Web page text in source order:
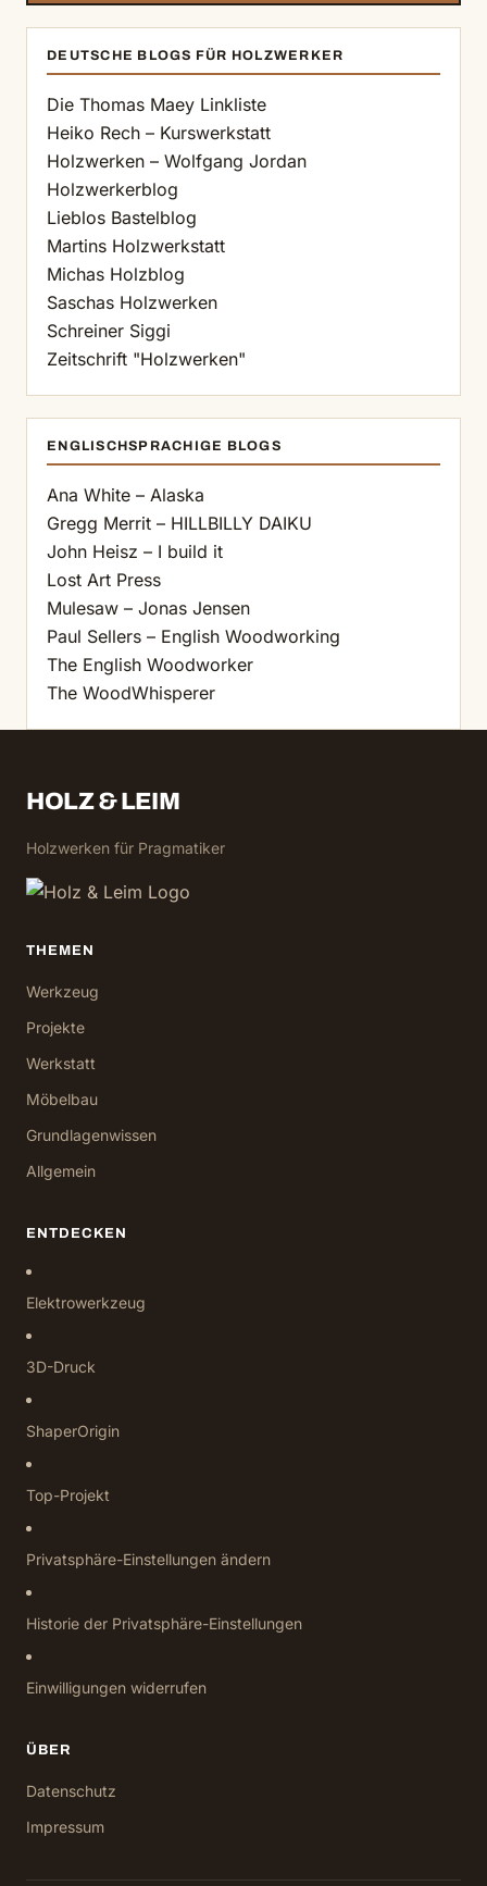
DEUTSCHE BLOGS FÜR HOLZWERKER
Die Thomas Maey Linkliste
Heiko Rech – Kurswerkstatt
Holzwerken – Wolfgang Jordan
Holzwerkerblog
Lieblos Bastelblog
Martins Holzwerkstatt
Michas Holzblog
Saschas Holzwerken
Schreiner Siggi
Zeitschrift "Holzwerken"
ENGLISCHSPRACHIGE BLOGS
Ana White – Alaska
Gregg Merrit – HILLBILLY DAIKU
John Heisz – I build it
Lost Art Press
Mulesaw – Jonas Jensen
Paul Sellers – English Woodworking
The English Woodworker
The WoodWhisperer
HOLZ & LEIM
Holzwerken für Pragmatiker
THEMEN
Werkzeug
Projekte
Werkstatt
Möbelbau
Grundlagenwissen
Allgemein
ENTDECKEN
Elektrowerkzeug
3D-Druck
ShaperOrigin
Top-Projekt
Privatsphäre-Einstellungen ändern
Historie der Privatsphäre-Einstellungen
Einwilligungen widerrufen
ÜBER
Datenschutz
Impressum